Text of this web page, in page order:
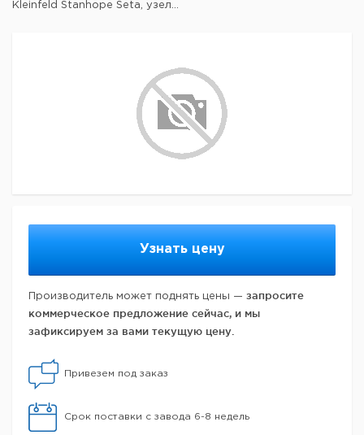
Kleinfeld Stanhope Seta, узел...
Узнать цену
Производитель может поднять цены — запросите
коммерческое предложение сейчас, и мы
зафиксируем за вами текущую цену.
Привезем под заказ
Срок поставки с завода 6-8 недель